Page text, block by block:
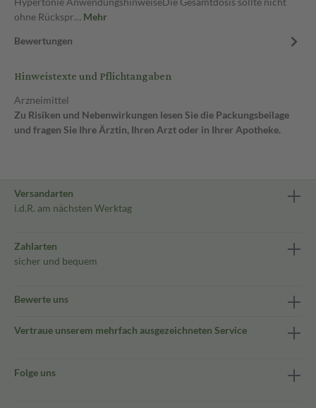
ohne Rückspr… Mehr
Bewertungen
Hinweistexte und Pflichtangaben
Arzneimittel
Zu Risiken und Nebenwirkungen lesen Sie die Packungsbeilage
und fragen Sie Ihre Ärztin, Ihren Arzt oder in Ihrer Apotheke.
Versandarten
i.d.R. am nächsten Werktag
Zahlarten
sicher und bequem
Bewerte uns
Vertraue unserem mehrfach ausgezeichneten Service
Folge uns